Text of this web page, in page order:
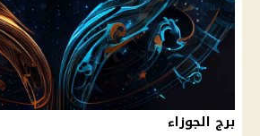
برج الجوزاء